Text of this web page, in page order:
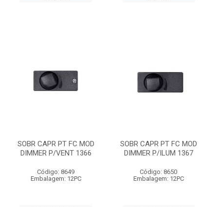
SOBR CAPR PT FC MOD
DIMMER P/VENT 1366
Código: 8649
Embalagem: 12PC
SOBR CAPR PT FC MOD
DIMMER P/ILUM 1367
Código: 8650
Embalagem: 12PC